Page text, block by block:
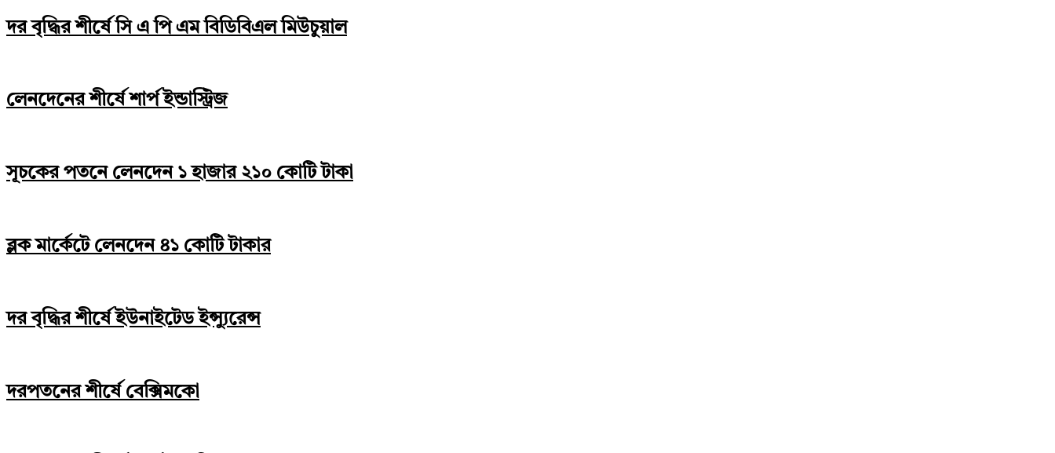
দর বৃদ্ধির শীর্ষে সি এ পি এম বিডিবিএল মিউচুয়াল
লেনদেনের শীর্ষে শার্প ইন্ডাস্ট্রিজ
সূচকের পতনে লেনদেন ১ হাজার ২১০ কোটি টাকা
ব্লক মার্কেটে লেনদেন ৪১ কোটি টাকার
দর বৃদ্ধির শীর্ষে ইউনাইটেড ইন্স্যুরেন্স
দরপতনের শীর্ষে বেক্সিমকো